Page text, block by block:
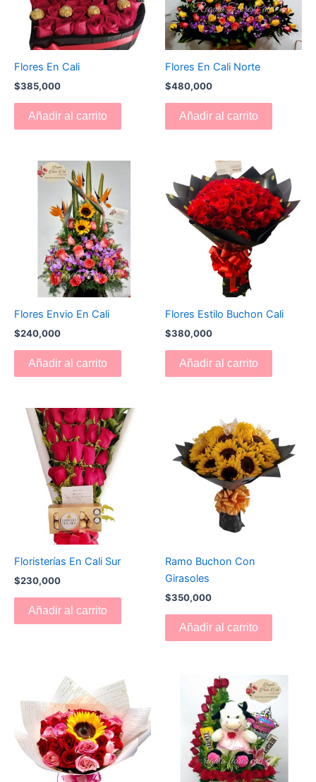
Flores En Cali
$385,000
Añadir al carrito
Flores En Cali Norte
$480,000
Añadir al carrito
Flores Envio En Cali
$240,000
Añadir al carrito
Flores Estilo Buchon Cali
$380,000
Añadir al carrito
Floristerías En Cali Sur
$230,000
Añadir al carrito
Ramo Buchon Con
Girasoles
$350,000
Añadir al carrito